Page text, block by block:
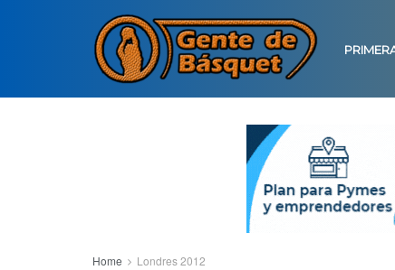
Home Londres 2012